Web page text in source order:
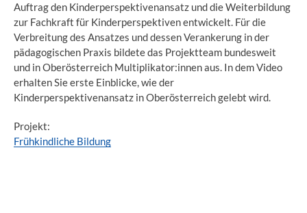
Auftrag den Kinderperspektivenansatz und die Weiterbildung
zur Fachkraft für Kinderperspektiven entwickelt. Für die
Verbreitung des Ansatzes und dessen Verankerung in der
pädagogischen Praxis bildete das Projektteam bundesweit
und in Oberösterreich Multiplikator:innen aus. In dem Video
erhalten Sie erste Einblicke, wie der
Kinderperspektivenansatz in Oberösterreich gelebt wird.
Projekt:
Frühkindliche Bildung